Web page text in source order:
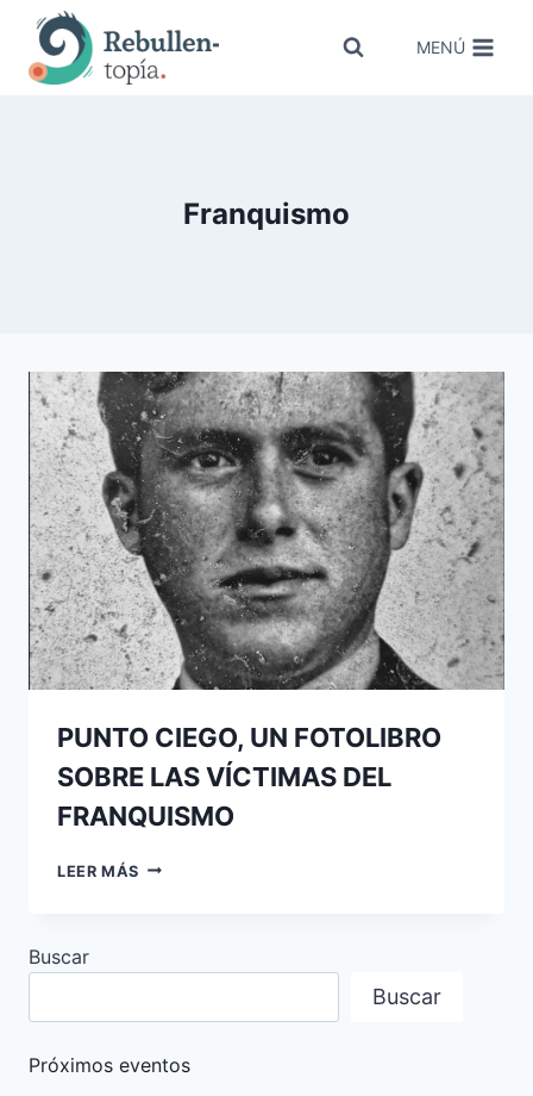
Saltar
contenido
MENÚ
Franquismo
PUNTO CIEGO, UN FOTOLIBRO
SOBRE LAS VÍCTIMAS DEL
FRANQUISMO
LEER MÁS PUNTO
FRANQUISMO
Buscar
Buscar
Próximos eventos